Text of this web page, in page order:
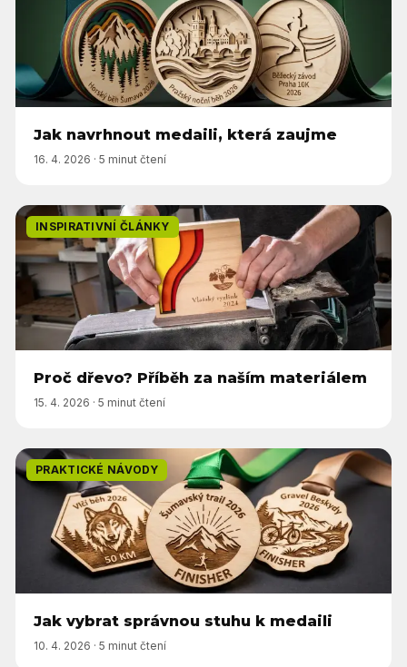
Jak navrhnout medaili, která zaujme
16. 4. 2026 · 5 minut čtení
INSPIRATIVNÍ ČLÁNKY
Proč dřevo? Příběh za naším materiálem
15. 4. 2026 · 5 minut čtení
PRAKTICKÉ NÁVODY
Jak vybrat správnou stuhu k medaili
10. 4. 2026 · 5 minut čtení